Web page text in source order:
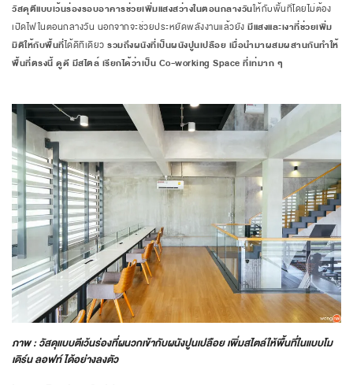
วัสดุตีแบบเว้นร่องรอบอาคารช่วยเพิ่มแสงสว่างในตอนกลางวันให้กับพื้นที่โดยไม่ต้อง
เปิดไฟในตอนกลางวัน นอกจากจะช่วยประหยัดพลังงานแล้วยัง มีแสงและเงาที่ช่วยเพิ่ม
มิติให้กับพื้นที่ได้ดีทีเดียว รวมถึงผนังที่เป็นผนังปูนเปลือย เมื่อนำมาผสมผสานกันทำให้
พื้นที่ตรงนี้ ดูดี มีสไตล์ เรียกได้ว่าเป็น Co-working Space ที่เท่มาก ๆ
ภาพ : วัสดุแบบตีเว้นร่องที่ผนวกเข้ากับผนังปูนเปลือย เพิ่มสไตล์ให้พื้นที่ในแบบโม
เดิร์น ลอฟท์ ได้อย่างลงตัว